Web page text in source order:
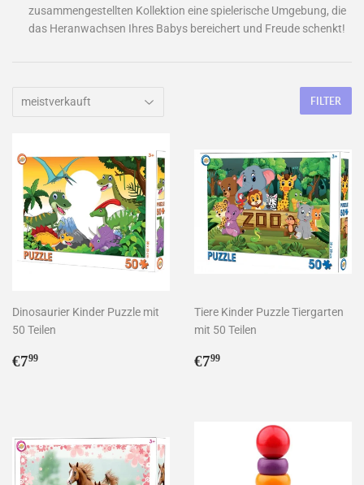
zusammengestellten Kollektion eine spielerische Umgebung, die
das Heranwachsen Ihres Babys bereichert und Freude schenkt!
FILTER
Dinosaurier Kinder Puzzle mit
50 Teilen
Normaler
€799
Tiere Kinder Puzzle Tiergarten
mit 50 Teilen
Normaler
€799